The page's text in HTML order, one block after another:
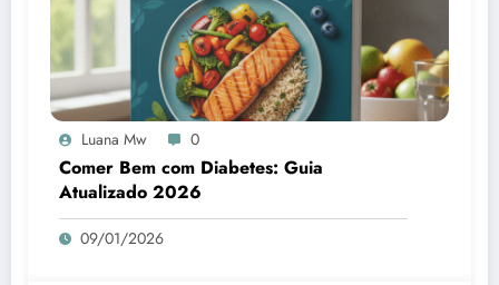
Luana Mw 0
Comer Bem com Diabetes: Guia
Atualizado 2026
09/01/2026